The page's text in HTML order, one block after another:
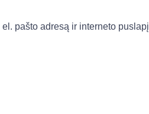
pašto adresą ir interneto